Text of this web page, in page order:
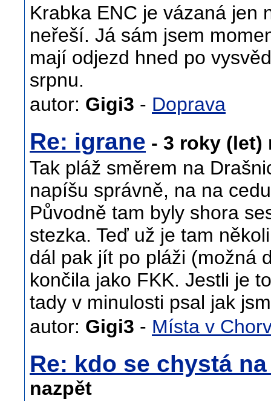
Krabka ENC je vázaná jen
neřeší. Já sám jsem
mají odjezd hned po
srpnu.
autor: Gigi3 - Doprava
Re: igrane - 3 roky (let)
Tak pláž směrem na
napíšu správně, na na
Původně tam byly shora
stezka. Teď už je tam
dál pak jít po pláži (možná
končila jako FKK. Jestli je
tady v minulosti psal jak
autor: Gigi3 - Místa v
Re: kdo se chystá
nazpět